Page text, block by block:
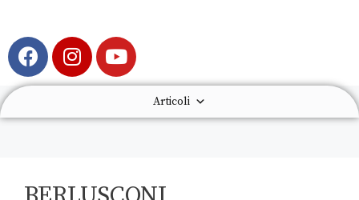
Articoli